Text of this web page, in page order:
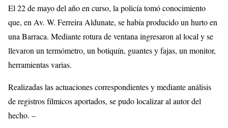
El 22 de mayo del año en curso, la policía tomó conocimiento
que, en Av. W. Ferreira Aldunate, se había producido un hurto en
una Barraca. Mediante rotura de ventana ingresaron al local y se
llevaron un termómetro, un botiquín, guantes y fajas, un monitor,
herramientas varias.
Realizadas las actuaciones correspondientes y mediante análisis
de registros fílmicos aportados, se pudo localizar al autor del
hecho. –